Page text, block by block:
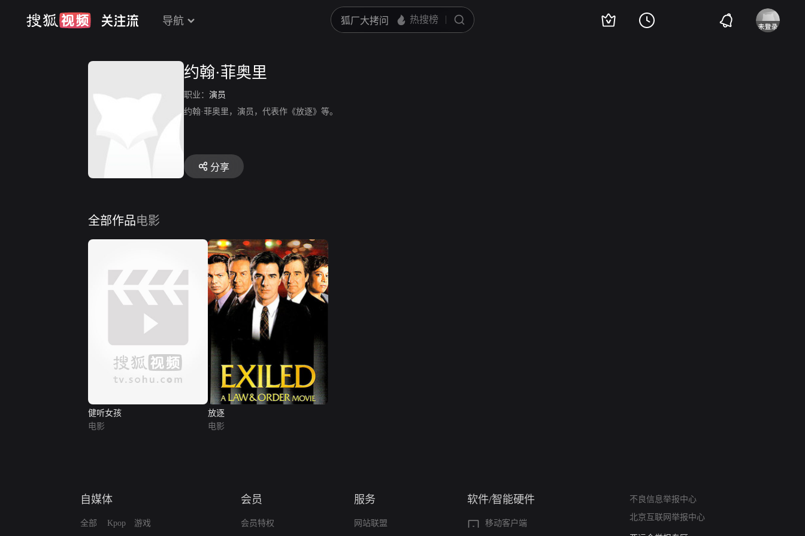
导航
约翰·菲奥里
职业： 演员
约翰·菲奥里，演员，代表作《放逐》等。
分享
全部作品电影
健听女孩
电影
放逐
电影
自媒体
全部 Kpop 游戏
会员
会员特权
服务
网站联盟
软件/智能硬件
移动客户端
不良信息举报中心
北京互联网举报中心
算法推荐专项举报